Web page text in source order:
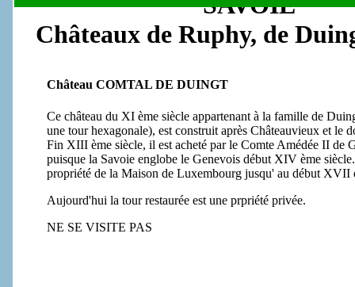
Châteaux de Ruphy, de
Château COMTAL DE DUINGT
Ce château du XI ème siècle appartenant à la famille de
une tour hexagonale), est construit après Châteauvieux et le
Fin XIII ème siècle, il est acheté par le Comte Amédée II de
puisque la Savoie englobe le Genevois début XIV ème
propriété de la Maison de Luxembourg jusqu' au début XVII
Aujourd'hui la tour restaurée est une prpriété privée.
NE SE VISITE PAS